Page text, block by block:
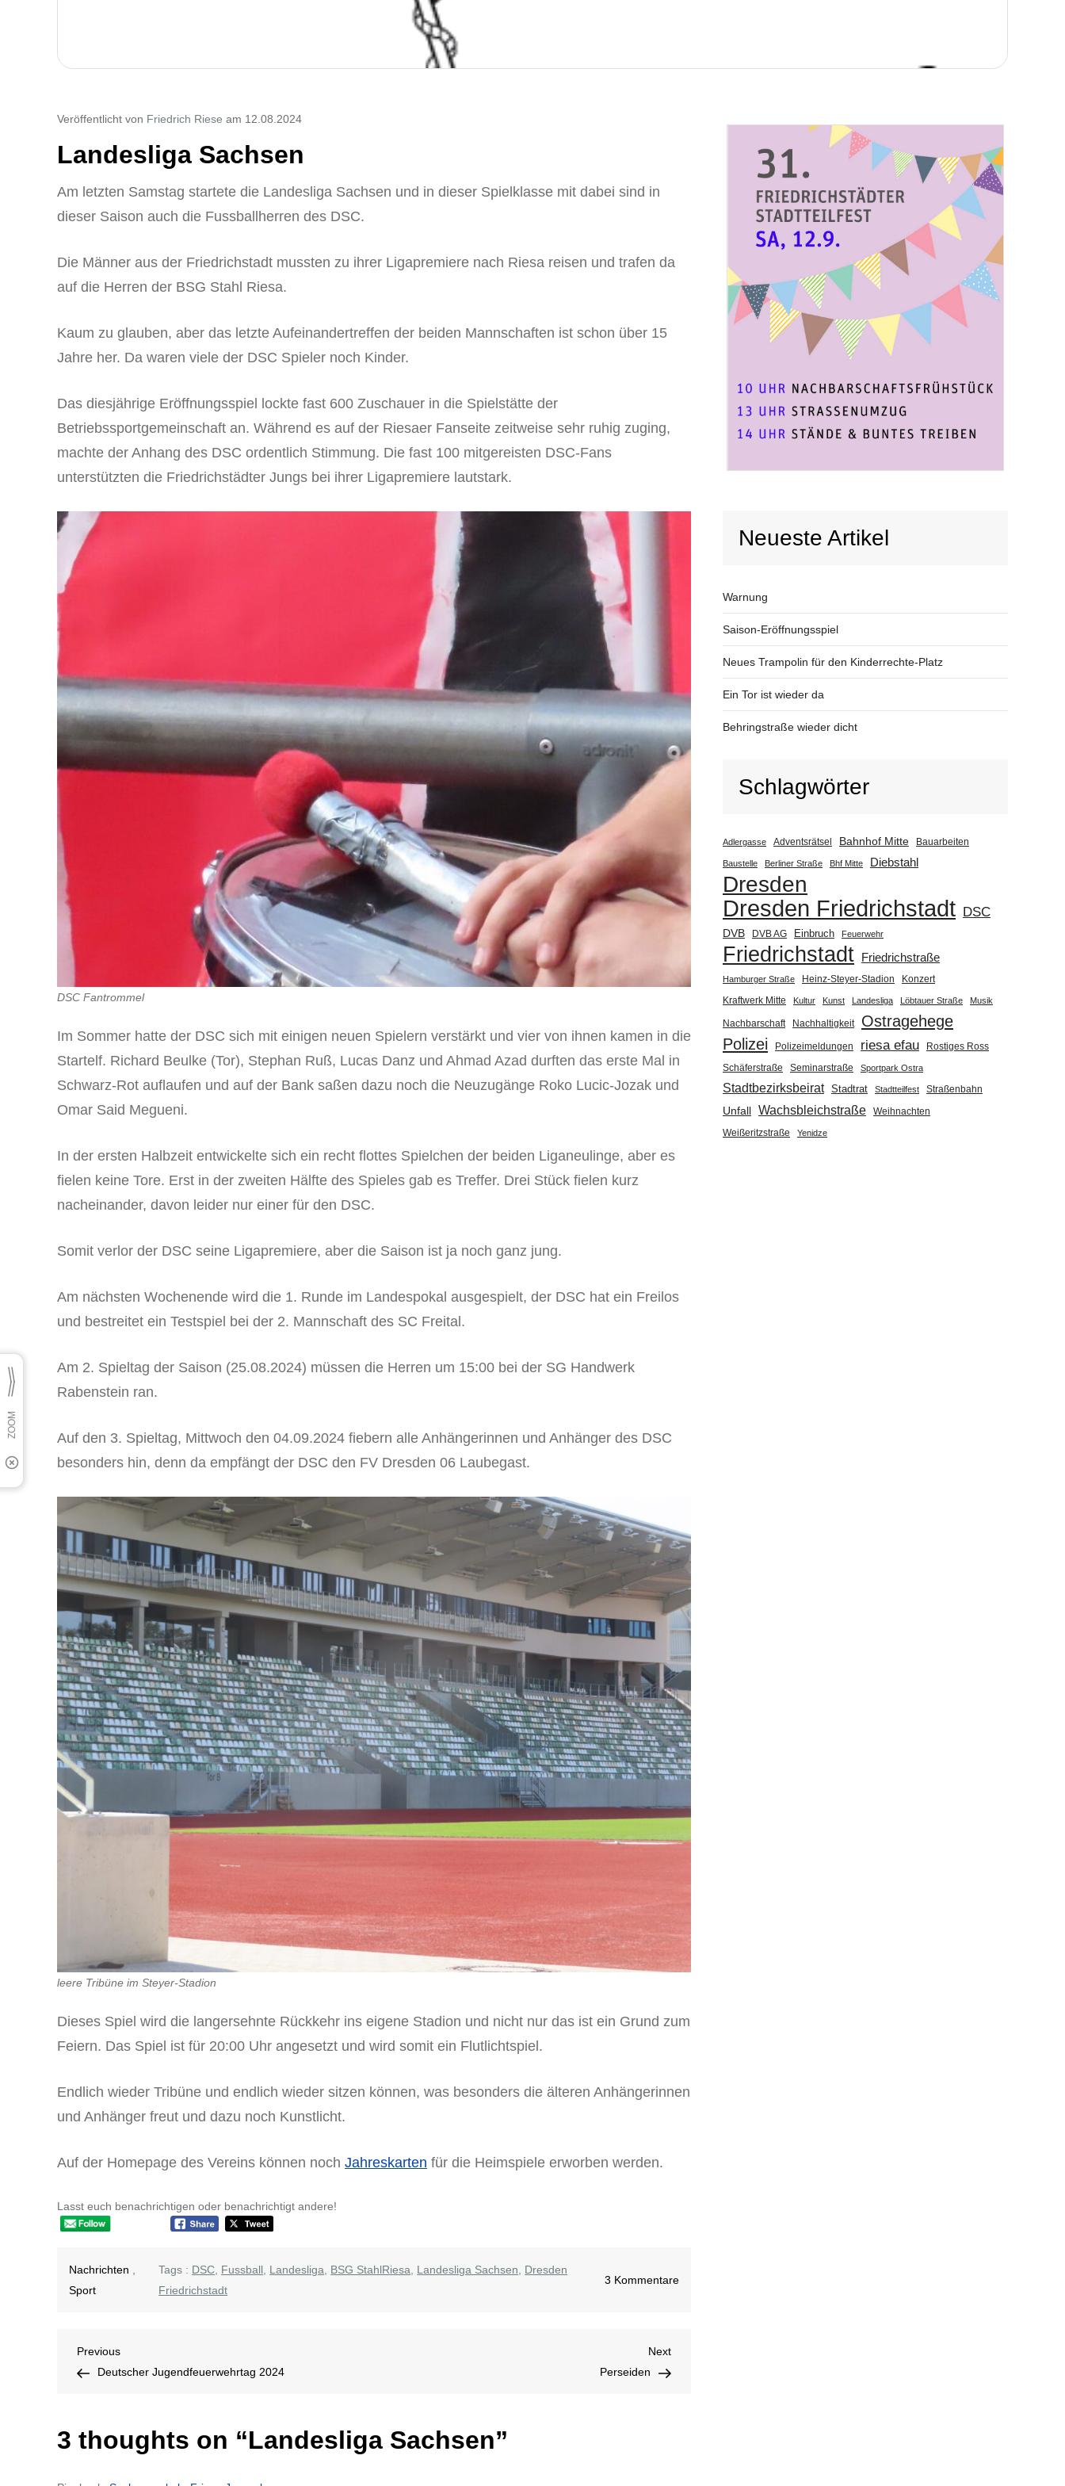
Veröffentlicht von Friedrich Riese am 12.08.2024
Landesliga Sachsen
Am letzten Samstag startete die Landesliga Sachsen und in dieser Spielklasse mit dabei sind in
dieser Saison auch die Fussballherren des DSC.
Die Männer aus der Friedrichstadt mussten zu ihrer Ligapremiere nach Riesa reisen und trafen da
auf die Herren der BSG Stahl Riesa.
Kaum zu glauben, aber das letzte Aufeinandertreffen der beiden Mannschaften ist schon über 15
Jahre her. Da waren viele der DSC Spieler noch Kinder.
Das diesjährige Eröffnungsspiel lockte fast 600 Zuschauer in die Spielstätte der
Betriebssportgemeinschaft an. Während es auf der Riesaer Fanseite zeitweise sehr ruhig zuging,
machte der Anhang des DSC ordentlich Stimmung. Die fast 100 mitgereisten DSC-Fans
unterstützten die Friedrichstädter Jungs bei ihrer Ligapremiere lautstark.
DSC Fantrommel
Im Sommer hatte der DSC sich mit einigen neuen Spielern verstärkt und vier von ihnen kamen in die
Startelf. Richard Beulke (Tor), Stephan Ruß, Lucas Danz und Ahmad Azad durften das erste Mal in
Schwarz-Rot auflaufen und auf der Bank saßen dazu noch die Neuzugänge Roko Lucic-Jozak und
Omar Said Megueni.
In der ersten Halbzeit entwickelte sich ein recht flottes Spielchen der beiden Liganeulinge, aber es
fielen keine Tore. Erst in der zweiten Hälfte des Spieles gab es Treffer. Drei Stück fielen kurz
nacheinander, davon leider nur einer für den DSC.
Somit verlor der DSC seine Ligapremiere, aber die Saison ist ja noch ganz jung.
Am nächsten Wochenende wird die 1. Runde im Landespokal ausgespielt, der DSC hat ein Freilos
und bestreitet ein Testspiel bei der 2. Mannschaft des SC Freital.
Am 2. Spieltag der Saison (25.08.2024) müssen die Herren um 15:00 bei der SG Handwerk
Rabenstein ran.
Auf den 3. Spieltag, Mittwoch den 04.09.2024 fiebern alle Anhängerinnen und Anhänger des DSC
besonders hin, denn da empfängt der DSC den FV Dresden 06 Laubegast.
leere Tribüne im Steyer-Stadion
Dieses Spiel wird die langersehnte Rückkehr ins eigene Stadion und nicht nur das ist ein Grund zum
Feiern. Das Spiel ist für 20:00 Uhr angesetzt und wird somit ein Flutlichtspiel.
Endlich wieder Tribüne und endlich wieder sitzen können, was besonders die älteren Anhängerinnen
und Anhänger freut und dazu noch Kunstlicht.
Auf der Homepage des Vereins können noch Jahreskarten für die Heimspiele erworben werden.
Lasst euch benachrichtigen oder benachrichtigt andere!
Nachrichten ,
Sport
Tags : DSC, Fussball, Landesliga, BSG StahlRiesa, Landesliga Sachsen, Dresden
Friedrichstadt
3 Kommentarezu
Beitragsnavigation
Previous
Post
Previous
Deutscher Jugendfeuerwehrtag 2024
Next
Post
Next
Perseiden
3 thoughts on “Landesliga Sachsen”
Neueste Artikel
Warnung
Saison-Eröffnungsspiel
Neues Trampolin für den Kinderrechte-Platz
Ein Tor ist wieder da
Behringstraße wieder dicht
Schlagwörter
Adlergasse Adventsrätsel Bahnhof Mitte Bauarbeiten
Baustelle Berliner Straße Bhf Mitte Diebstahl
Dresden
Dresden Friedrichstadt DSC
DVB DVB AG Einbruch Feuerwehr
Friedrichstadt Friedrichstraße
Hamburger Straße Heinz-Steyer-Stadion
Konzert
Kraftwerk Mitte
Kultur Kunst Landesliga Löbtauer Straße Musik
Nachbarschaft Nachhaltigkeit
Ostragehege
Polizei
Polizeimeldungen riesa efau Rostiges Ross
Schäferstraße Seminarstraße Sportpark Ostra
Stadtbezirksbeirat Stadtrat Stadtteilfest Straßenbahn
Unfall Wachsbleichstraße
Weihnachten
Weißeritzstraße
Yenidze